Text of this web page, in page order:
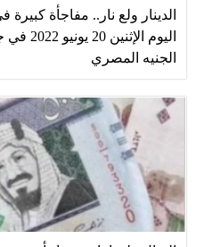
الدينار ولع نار.. مفاجأة
اليوم
الجنيه المصري